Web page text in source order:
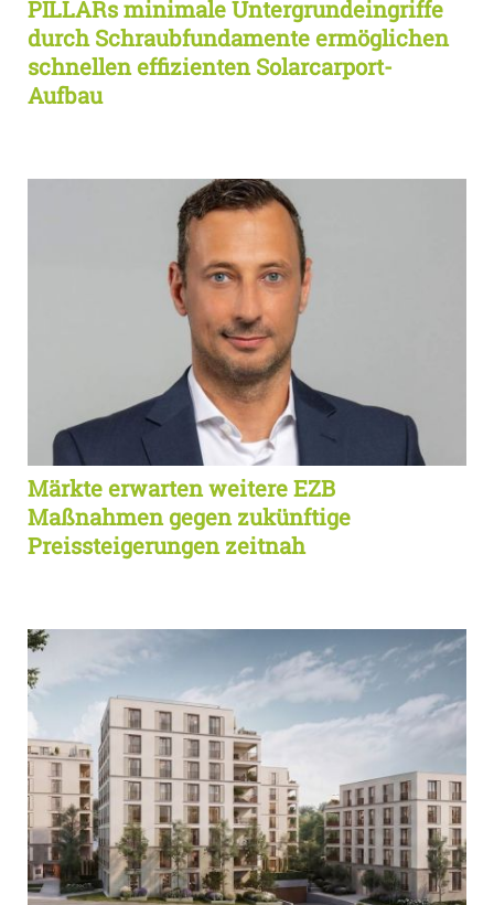
PILLARs minimale Untergrundeingriffe
durch Schraubfundamente ermöglichen
schnellen effizienten Solarcarport-
Aufbau
Märkte erwarten weitere EZB
Maßnahmen gegen zukünftige
Preissteigerungen zeitnah